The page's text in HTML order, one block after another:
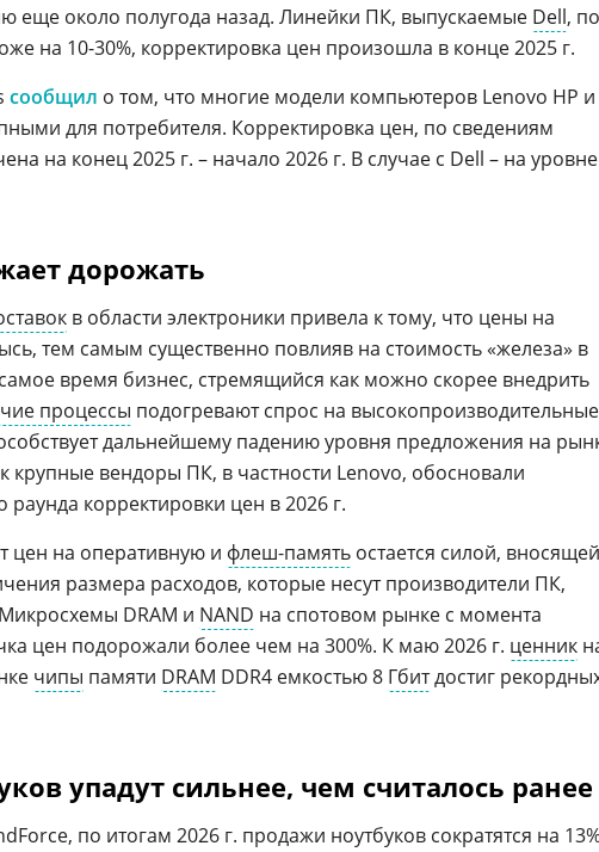
еще около полугода назад. Линейки ПК, выпускаемые Dell, по
на 10-30%, корректировка цен произошла в конце 2025 г.
сообщил о том, что многие модели компьютеров Lenovo HP и
для потребителя. Корректировка цен, по сведениям
на конец 2025 г. – начало 2026 г. В случае с Dell – на уровне
дорожать
в области электроники привела к тому, что цены на
тем самым существенно повлияв на стоимость «железа» в
время бизнес, стремящийся как можно скорее внедрить
процессы подогревают спрос на высокопроизводительные
дальнейшему падению уровня предложения на
крупные вендоры ПК, в частности Lenovo, обосновали
корректировки цен в 2026 г.
цен на оперативную и флеш-память остается силой, вносящей
размера расходов, которые несут производители ПК,
DRAM и NAND на спотовом рынке с момента
цен подорожали более чем на 300%. К маю 2026 г. ценник
чипы памяти DRAM DDR4 емкостью 8 Гбитдостиг
упадут сильнее, чем считалось ранее
по итогам 2026 г. продажи ноутбуков сократятся на